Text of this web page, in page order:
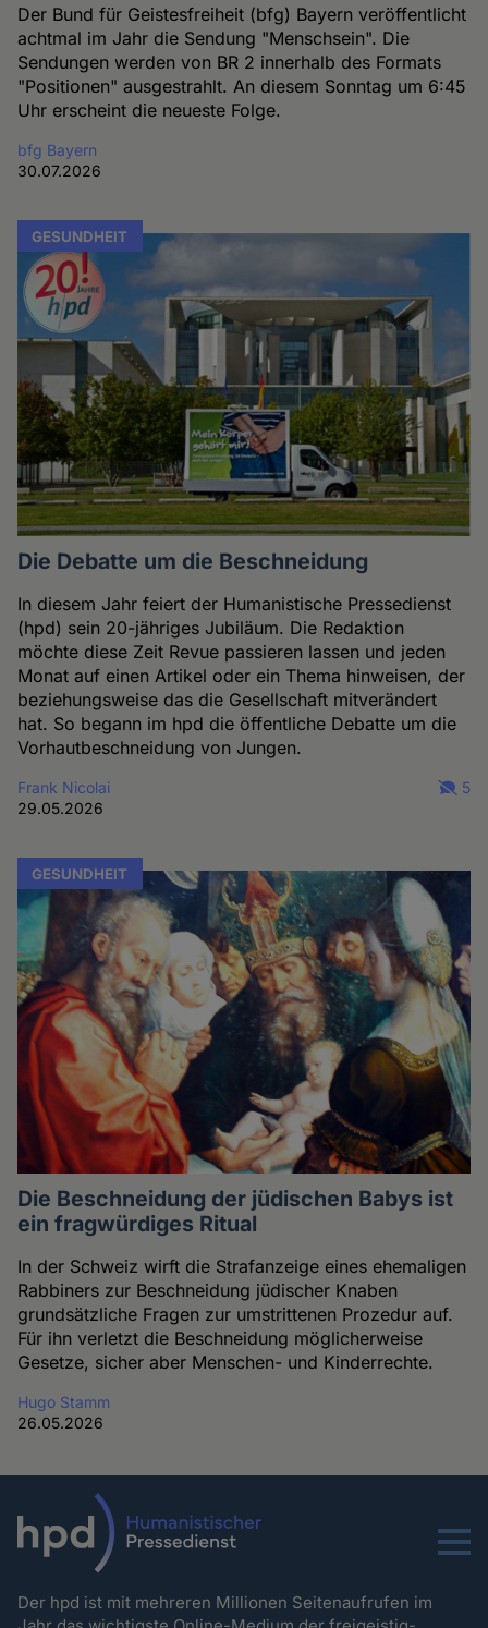
Der Bund für Geistesfreiheit (bfg) Bayern veröffentlicht
achtmal im Jahr die Sendung "Menschsein". Die
Sendungen werden von BR 2 innerhalb des Formats
"Positionen" ausgestrahlt. An diesem Sonntag um 6:45
Uhr erscheint die neueste Folge.
bfg Bayern
30.07.2026
GESUNDHEIT
Die Debatte um die Beschneidung
In diesem Jahr feiert der Humanistische Pressedienst
(hpd) sein 20-jähriges Jubiläum. Die Redaktion
möchte diese Zeit Revue passieren lassen und jeden
Monat auf einen Artikel oder ein Thema hinweisen, der
beziehungsweise das die Gesellschaft mitverändert
hat. So begann im hpd die öffentliche Debatte um die
Vorhautbeschneidung von Jungen.
Frank Nicolai
29.05.2026
5
GESUNDHEIT
Die Beschneidung der jüdischen Babys ist
ein fragwürdiges Ritual
In der Schweiz wirft die Strafanzeige eines ehemaligen
Rabbiners zur Beschneidung jüdischer Knaben
grundsätzliche Fragen zur umstrittenen Prozedur auf.
Für ihn verletzt die Beschneidung möglicherweise
Gesetze, sicher aber Menschen- und Kinderrechte.
Hugo Stamm
26.05.2026
Menu
Der hpd ist mit mehreren Millionen Seitenaufrufen im